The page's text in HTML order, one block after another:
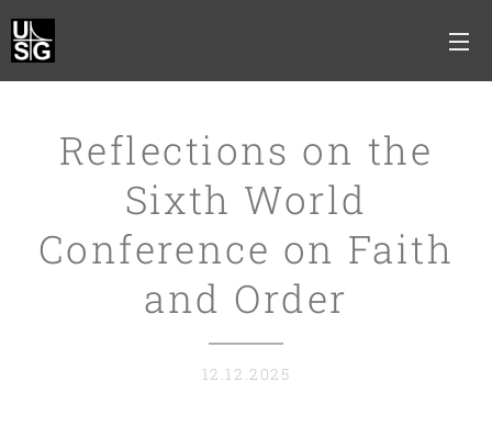
Reflections on the
Sixth World
Conference on Faith
and Order
12.12.2025